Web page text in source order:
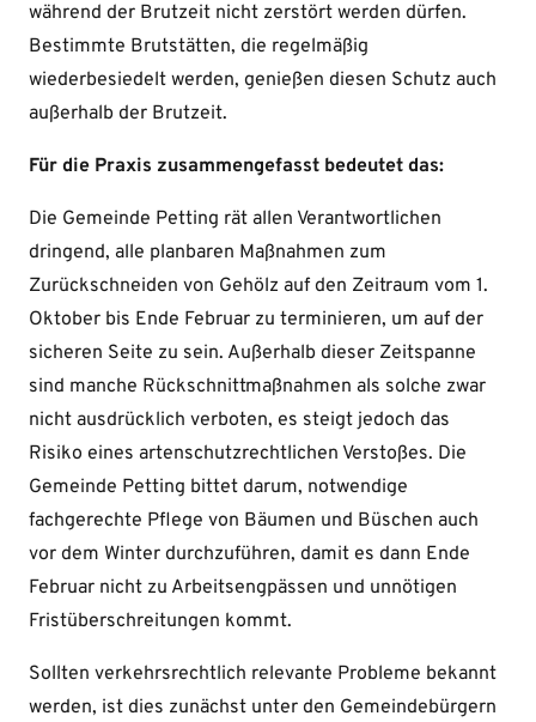
während der Brutzeit nicht zerstört werden dürfen.
Bestimmte Brutstätten, die regelmäßig
wiederbesiedelt werden, genießen diesen Schutz auch
außerhalb der Brutzeit.
Für die Praxis zusammengefasst bedeutet das:
Die Gemeinde Petting rät allen Verantwortlichen
dringend, alle planbaren Maßnahmen zum
Zurückschneiden von Gehölz auf den Zeitraum vom 1.
Oktober bis Ende Februar zu terminieren, um auf der
sicheren Seite zu sein. Außerhalb dieser Zeitspanne
sind manche Rückschnittmaßnahmen als solche zwar
nicht ausdrücklich verboten, es steigt jedoch das
Risiko eines artenschutzrechtlichen Verstoßes. Die
Gemeinde Petting bittet darum, notwendige
fachgerechte Pflege von Bäumen und Büschen auch
vor dem Winter durchzuführen, damit es dann Ende
Februar nicht zu Arbeitsengpässen und unnötigen
Fristüberschreitungen kommt.
Sollten verkehrsrechtlich relevante Probleme bekannt
werden, ist dies zunächst unter den Gemeindebürgern